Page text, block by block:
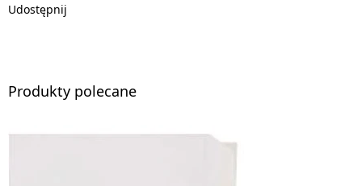
Udostępnij
Produkty polecane